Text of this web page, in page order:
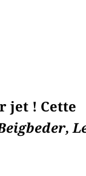
jet ! Cette